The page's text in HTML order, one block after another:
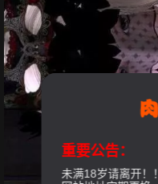
重要公告：
未满18岁请离开！！